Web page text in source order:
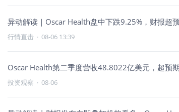
异动解读｜Oscar Health盘中下跌9.25%，财报超
行情直击 · 08-06 13:39
Oscar Health第二季度营收48.8022亿美元，超预
投资观察 · 08-06